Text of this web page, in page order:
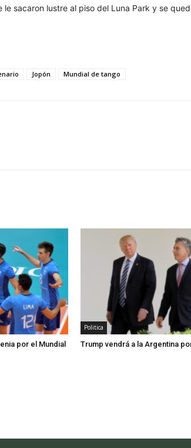
sacaron lustre al piso del Luna Park y se
Jopón Mundial de tango
por el Mundial
Politica
Trump vendrá a la Argentina